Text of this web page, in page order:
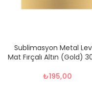
Sublimasyon Metal
Mat Fırçalı Altın (Gold)
₺195,00